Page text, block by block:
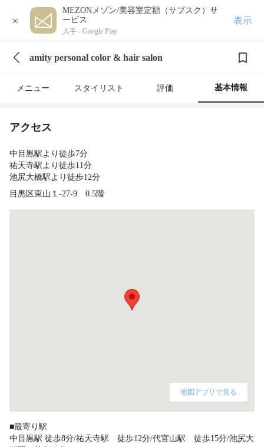
×
MEZONメゾン/美容室定額（サブスク）サ
ービス
入手 - Google Play
表示
amity personal color & hair salon
メニュー スタイリスト 評価 基本情報
アクセス
中目黒駅より徒歩7分
祐天寺駅より徒歩11分
池尻大橋駅より徒歩12分
目黒区東山１-27-9 0.5階
地図アプリで見る
■最寄り駅
中目黒駅 徒歩8分/祐天寺駅　徒歩12分/代官山駅　徒歩15分/池尻大